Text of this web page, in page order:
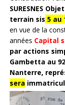
SURESNES
terrain sis 5 au
en vue de la
années Capital
par actions
Gambetta au
Nanterre,
sera